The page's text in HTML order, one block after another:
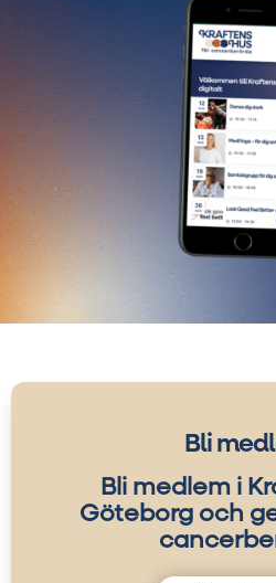
Bli
Bli medlem i
Göteborg och